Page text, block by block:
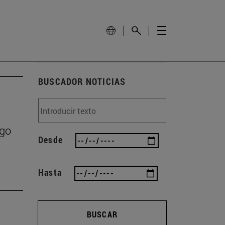
BUSCADOR NOTICIAS
Desde
Hasta
BUSCAR